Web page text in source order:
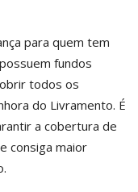
para quem tem
fundos
todos os
do Livramento. É
a cobertura de
consiga maior